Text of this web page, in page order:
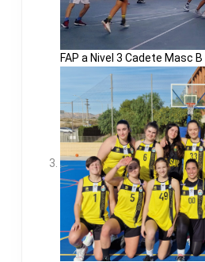
FAP a Nivel 3 Cadete Masc B